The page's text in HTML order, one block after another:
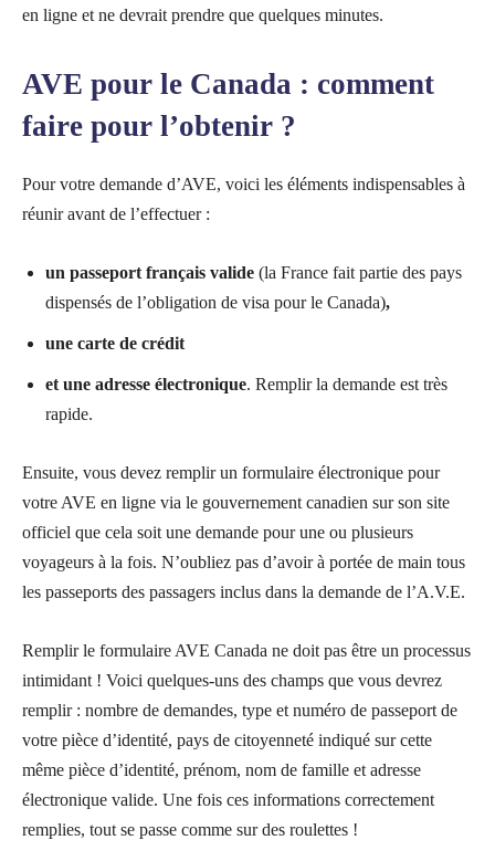
en ligne et ne devrait prendre que quelques minutes.
AVE pour le Canada : comment
faire pour l’obtenir ?
Pour votre demande d’AVE, voici les éléments indispensables à
réunir avant de l’effectuer :
un passeport français valide (la France fait partie des pays
dispensés de l’obligation de visa pour le Canada),
une carte de crédit
et une adresse électronique. Remplir la demande est très
rapide.
Ensuite, vous devez remplir un formulaire électronique pour
votre AVE en ligne via le gouvernement canadien sur son site
officiel que cela soit une demande pour une ou plusieurs
voyageurs à la fois. N’oubliez pas d’avoir à portée de main tous
les passeports des passagers inclus dans la demande de l’A.V.E.
Remplir le formulaire AVE Canada ne doit pas être un processus
intimidant ! Voici quelques-uns des champs que vous devrez
remplir : nombre de demandes, type et numéro de passeport de
votre pièce d’identité, pays de citoyenneté indiqué sur cette
même pièce d’identité, prénom, nom de famille et adresse
électronique valide. Une fois ces informations correctement
remplies, tout se passe comme sur des roulettes !